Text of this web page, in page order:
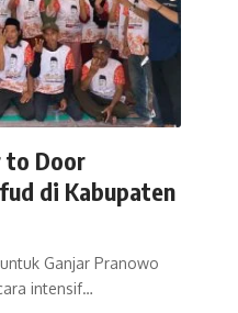
to Door
di Kabupaten
Ganjar Pranowo
intensif…